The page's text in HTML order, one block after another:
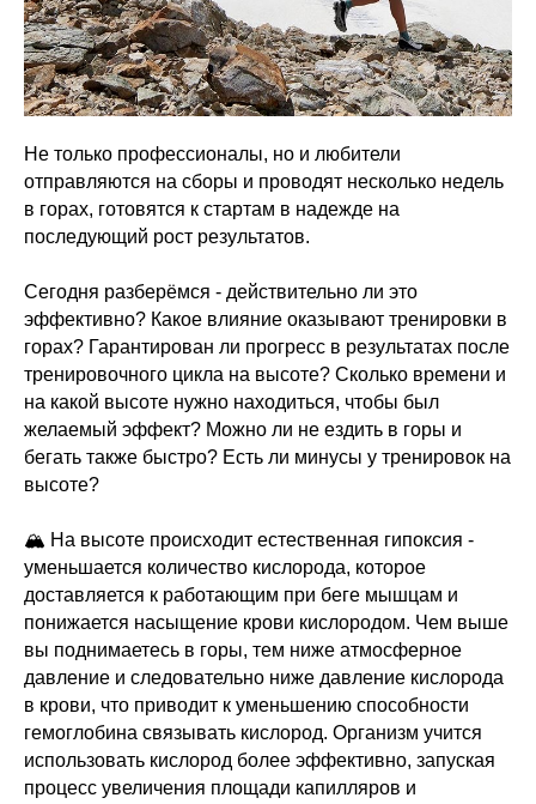
Не только профессионалы, но и любители
отправляются на сборы и проводят несколько недель
в горах, готовятся к стартам в надежде на
последующий рост результатов.
Сегодня разберёмся - действительно ли это
эффективно? Какое влияние оказывают тренировки в
горах? Гарантирован ли прогресс в результатах после
тренировочного цикла на высоте? Сколько времени и
на какой высоте нужно находиться, чтобы был
желаемый эффект? Можно ли не ездить в горы и
бегать также быстро? Есть ли минусы у тренировок на
высоте?
🏔 На высоте происходит естественная гипоксия -
уменьшается количество кислорода, которое
доставляется к работающим при беге мышцам и
понижается насыщение крови кислородом. Чем выше
вы поднимаетесь в горы, тем ниже атмосферное
давление и следовательно ниже давление кислорода
в крови, что приводит к уменьшению способности
гемоглобина связывать кислород. Организм учится
использовать кислород более эффективно, запуская
процесс увеличения площади капилляров и